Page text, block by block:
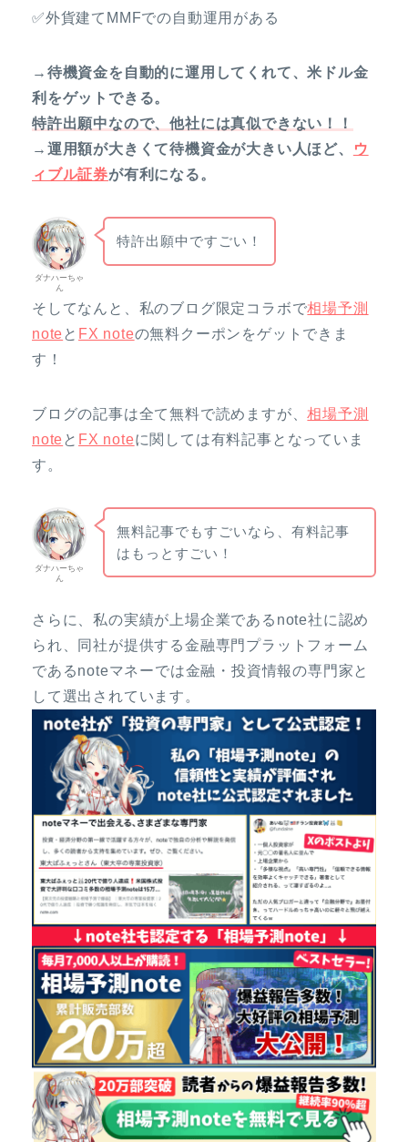
✅外貨建てMMFでの自動運用がある
→待機資金を自動的に運用してくれて、米ドル金
利をゲットできる。
特許出願中なので、他社には真似できない！！
→運用額が大きくて待機資金が大きい人ほど、
ウ
ィブル証券が有利になる。
ダナハーちゃ
ん
特許出願中ですごい！
そしてなんと、私のブログ限定コラボで相場予測
note と FX noteの無料クーポンをゲットできま
す！
ブログの記事は全て無料で読めますが、相場予測
note と FX noteに関しては有料記事となっていま
す。
ダナハーちゃ
ん
無料記事でもすごいなら、有料記事
はもっとすごい！
さらに、私の実績が上場企業であるnote社に認め
られ、同社が提供する金融専門プラットフォーム
であるnoteマネーでは金融・投資情報の専門家と
して選出されています。